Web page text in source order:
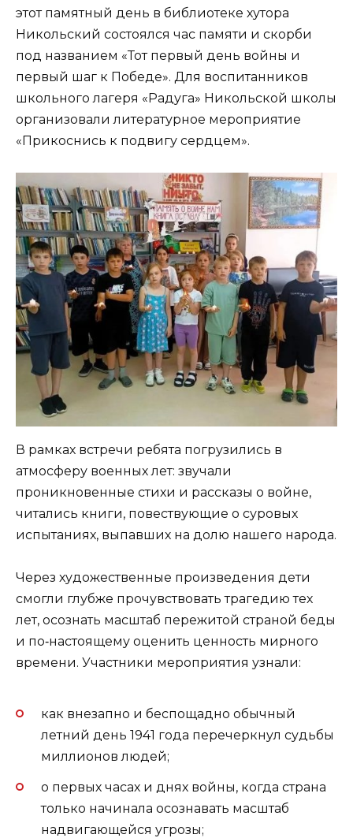
этот памятный день в библиотеке хутора
Никольский состоялся час памяти и скорби
под названием «Тот первый день войны и
первый шаг к Победе». Для воспитанников
школьного лагеря «Радуга» Никольской школы
организовали литературное мероприятие
«Прикоснись к подвигу сердцем».
В рамках встречи ребята погрузились в
атмосферу военных лет: звучали
проникновенные стихи и рассказы о войне,
читались книги, повествующие о суровых
испытаниях, выпавших на долю нашего народа.
Через художественные произведения дети
смогли глубже прочувствовать трагедию тех
лет, осознать масштаб пережитой страной беды
и по‑настоящему оценить ценность мирного
времени. Участники мероприятия узнали:
как внезапно и беспощадно обычный
летний день 1941 года перечеркнул судьбы
миллионов людей;
о первых часах и днях войны, когда страна
только начинала осознавать масштаб
надвигающейся угрозы;